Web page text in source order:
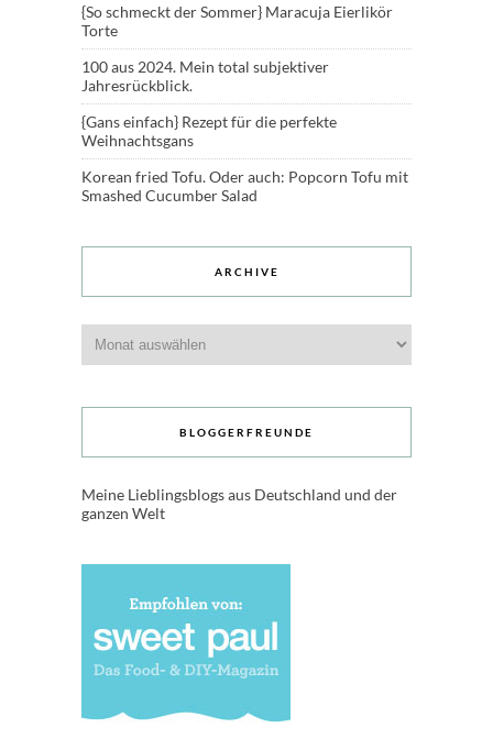
{So schmeckt der Sommer} Maracuja Eierlikör
Torte
100 aus 2024. Mein total subjektiver
Jahresrückblick.
{Gans einfach} Rezept für die perfekte
Weihnachtsgans
Korean fried Tofu. Oder auch: Popcorn Tofu mit
Smashed Cucumber Salad
ARCHIVE
BLOGGERFREUNDE
Meine Lieblingsblogs aus Deutschland und der
ganzen Welt